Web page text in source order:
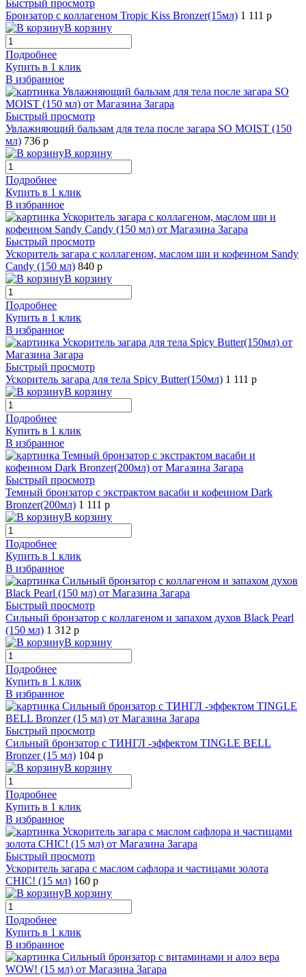
Быстрый просмотр
Бронзатор с коллагеном Tropic Kiss Bronzer(15мл) 1 111 р
В корзину
Подробнее
Купить в 1 клик
В избранное
Быстрый просмотр
Увлажняющий бальзам для тела после загара SO MOIST (150
мл) 736 р
В корзину
Подробнее
Купить в 1 клик
В избранное
Быстрый просмотр
Ускоритель загара с коллагеном, маслом ши и кофеином Sandy
Candy (150 мл) 840 р
В корзину
Подробнее
Купить в 1 клик
В избранное
Быстрый просмотр
Ускоритель загара для тела Spicy Butter(150мл) 1 111 р
В корзину
Подробнее
Купить в 1 клик
В избранное
Быстрый просмотр
Темный бронзатор с экстрактом васаби и кофеином Dark
Bronzer(200мл) 1 111 р
В корзину
Подробнее
Купить в 1 клик
В избранное
Быстрый просмотр
Сильный бронзатор с коллагеном и запахом духов Black Pearl
(150 мл) 1 312 р
В корзину
Подробнее
Купить в 1 клик
В избранное
Быстрый просмотр
Сильный бронзатор с ТИНГЛ -эффектом TINGLE BELL
Bronzer (15 мл) 104 р
В корзину
Подробнее
Купить в 1 клик
В избранное
Быстрый просмотр
Ускоритель загара с маслом сафлора и частицами золота
CHIC! (15 мл) 160 р
В корзину
Подробнее
Купить в 1 клик
В избранное